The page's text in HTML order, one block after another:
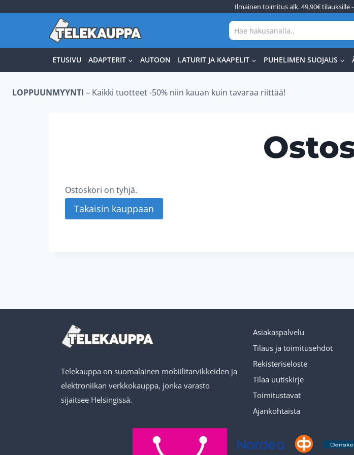
Ilmainen toimitus alk. 49,90€ tilauksille
ETUSIVU ADAPTERIT AUTOON LATURIT JA KAAPELIT PUHELIMEN SUOJAUS
LOPPUUNMYYNTI – Kaikki tuotteet -50% niin kauan kuin tavaraa riittää!
Ostoskori on tyhjä.
Takaisin kauppaan
Telekauppa on suomalainen mobiilitarvikkeiden ja
elektroniikan verkkokauppa, jonka varasto
sijaitsee Helsingissä.
Asiakaspalvelu
Tilaus ja toimitusehdot
Rekisteriseloste
Tilaa uutiskirje
Toimitustavat
Ajankohtaista